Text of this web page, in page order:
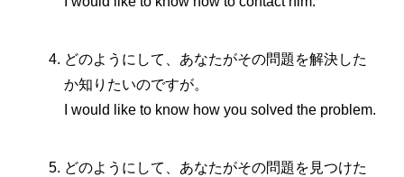
どのようにして、あなたがその問題を解決した
か知りたいのですが。
I would like to know how you solved the problem.
どのようにして、あなたがその問題を見つけた